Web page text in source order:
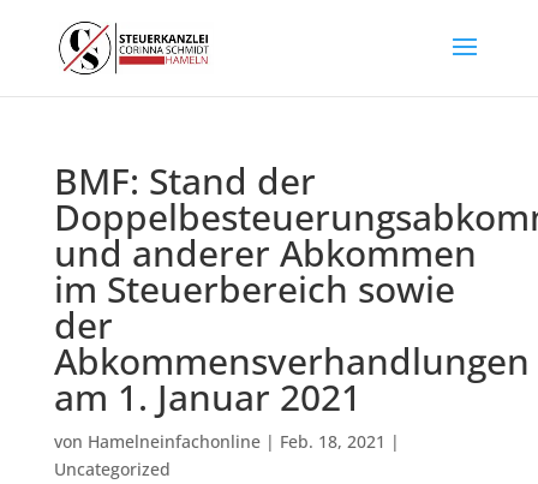
BMF: Stand der
und anderer Abkommen
im Steuerbereich sowie
der
Abkommensverhandlungen
am 1. Januar 2021
von Hamelneinfachonline| Feb. 18, 2021 |
Uncategorized